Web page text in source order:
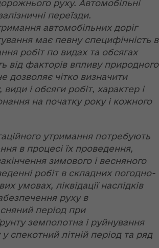
2018
608
2018
"Про
Новий
адміністративно-
територіальний
устрій Волині: які
функції мають
новостворені
районні державні
адміністрації
стартувала літня
оздоровча
кампанія для дітей
НЕФОРМАТ:
інтерв’ю із
заступником
голови ОДА Ігорем
Чуліпою для
«InsiderMedia».
руху. Автомобільні
переїзди.
автомобільних доріг
має певну специфічність в
робіт по видах та обсягах
від факторів впливу природного
чітко визначити
види і обсяги робіт, характер і
на початку року і кожного
утримання потребують
в процесі їх проведення,
зимового і весняного
робіт в складних погодно-
умовах, ліквідації наслідків
руху в
період при
земполотна і руйнування
спекотний літній період та ряд